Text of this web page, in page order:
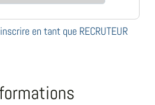
en tant que RECRUTEUR